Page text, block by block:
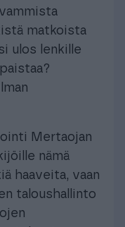
matkoista
ulos lenkille
Mertaojan
nämä
haaveita, vaan
taloushallinto